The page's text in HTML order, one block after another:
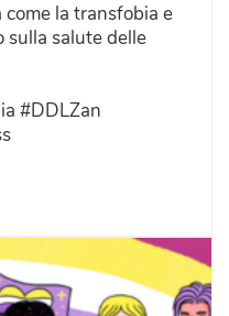
come la transfobia e
sulla salute delle
#DDLZan